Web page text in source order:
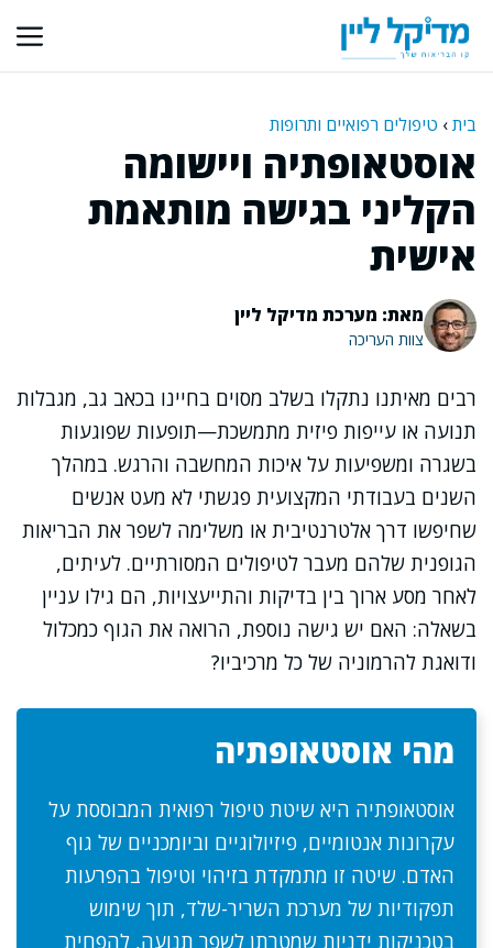
לתוכן
בית› טיפולים רפואיים ותרופות
אוסטאופתיה ויישומה
הקליני בגישה מותאמת
אישית
מאת: מערכת מדיקל ליין
צוות העריכה
רבים מאיתנו נתקלו בשלב מסוים בחיינו בכאב גב, מגבלות
תנועה או עייפות פיזית מתמשכת—תופעות שפוגעות
בשגרה ומשפיעות על איכות המחשבה והרגש. במהלך
השנים בעבודתי המקצועית פגשתי לא מעט אנשים
שחיפשו דרך אלטרנטיבית או משלימה לשפר את הבריאות
הגופנית שלהם מעבר לטיפולים המסורתיים. לעיתים,
לאחר מסע ארוך בין בדיקות והתייעצויות, הם גילו עניין
בשאלה: האם יש גישה נוספת, הרואה את הגוף כמכלול
ודואגת להרמוניה של כל מרכיביו?
מהי אוסטאופתיה
אוסטאופתיה היא שיטת טיפול רפואית המבוססת על
עקרונות אנטומיים, פיזיולוגיים וביומכניים של גוף
האדם. שיטה זו מתמקדת בזיהוי וטיפול בהפרעות
תפקודיות של מערכת השריר-שלד, תוך שימוש
בטכניקות ידניות שמטרתן לשפר תנועה, להפחית